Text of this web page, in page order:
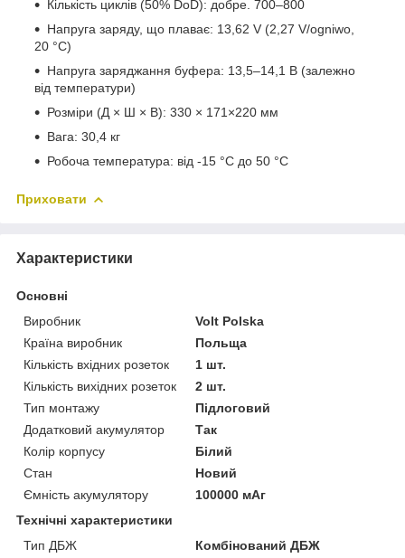
Кількість циклів (50% DoD): добре. 700–800
Напруга заряду, що плаває: 13,62 V (2,27 V/ogniwo,
20 °C)
Напруга заряджання буфера: 13,5–14,1 В (залежно
від температури)
Розміри (Д × Ш × В): 330 × 171×220 мм
Вага: 30,4 кг
Робоча температура: від -15 °C до 50 °C
Приховати
Характеристики
Основні
Виробник
Volt Polska
Країна виробник
Польща
Кількість вхідних розеток
1 шт.
Кількість вихідних розеток
2 шт.
Тип монтажу
Підлоговий
Додатковий акумулятор
Так
Колір корпусу
Білий
Стан
Новий
Ємність акумулятору
100000 мАг
Технічні характеристики
Тип ДБЖ
Комбінований ДБЖ